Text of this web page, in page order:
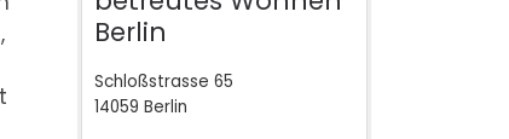
Berlin
Schloßstrasse 65
14059 Berlin